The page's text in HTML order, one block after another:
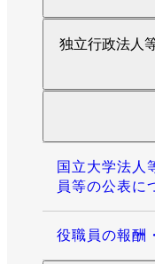
独立行政法人
国立大学法人
員等の公表に
役職員の報酬